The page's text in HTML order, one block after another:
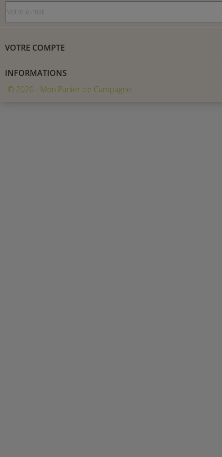
VOTRE COMPTE
INFORMATIONS
© 2026 - Mon Panier de Campagne